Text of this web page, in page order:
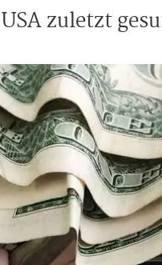
zuletzt